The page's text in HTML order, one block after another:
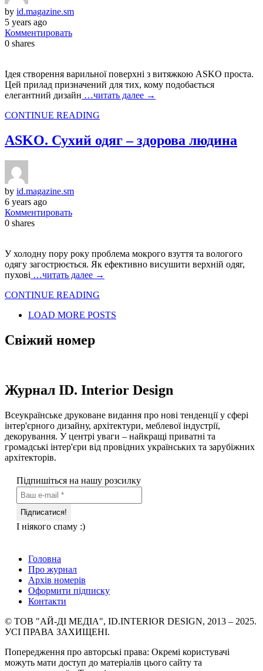
by id.magazine.sm
5 years ago
Комментировать
0 shares
Ідея створення варильної поверхні з витяжкою ASKO проста.
Цей прилад призначений для тих, кому подобається
елегантний дизайн …читать далее →
CONTINUE READING
ASKO. Сухий одяг – здорова людина
by id.magazine.sm
6 years ago
Комментировать
0 shares
У холодну пору року проблема мокрого взуття та вологого
одягу загострюється. Як ефективно висушити верхній одяг,
пухові …читать далее →
CONTINUE READING
LOAD MORE POSTS
Свіжий номер
Журнал ID. Interior Design
Всеукраїнське друковане видання про нові тенденції у сфері
інтер'єрного дизайну, архітектури, меблевої індустрії,
декорування. У центрі уваги – найкращі приватні та
громадські інтер'єри від провідних українських та зарубіжних
архітекторів.
Підпишіться на нашу розсилку
І ніякого спаму :)
Головна
Про журнал
Архів номерів
Оформити підписку
Контакти
© ТОВ "АЙ-ДІ МЕДІА", ID.INTERIOR DESIGN, 2013 – 2025.
УСІ ПРАВА ЗАХИЩЕНІ.
Попередження про авторські права: Окремі користувачі
можуть мати доступ до матеріалів цього сайту та